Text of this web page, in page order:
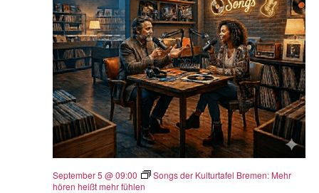
September 5 @ 09:00
Songs der Kulturtafel Bremen: Mehr
hören heißt mehr fühlen